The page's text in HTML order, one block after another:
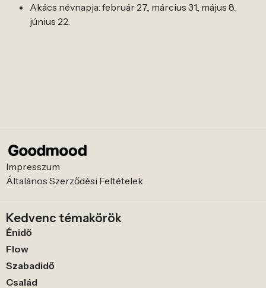
Akács névnapja: február 27., március 31., május 8.,
június 22.
Impresszum
Általános Szerződési Feltételek
Kedvenc témakörök
Énidő
Flow
Szabadidő
Család